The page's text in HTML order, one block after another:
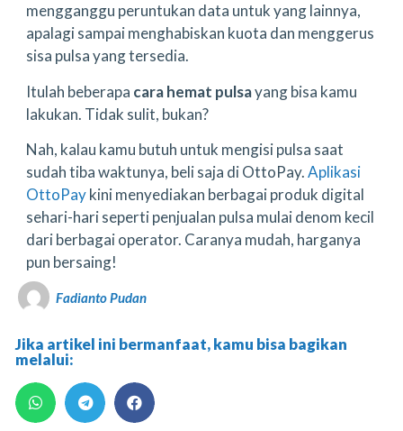
mengganggu peruntukan data untuk yang lainnya,
apalagi sampai menghabiskan kuota dan menggerus
sisa pulsa yang tersedia.
Itulah beberapa cara hemat pulsayang bisa kamu
lakukan. Tidak sulit, bukan?
Nah, kalau kamu butuh untuk mengisi pulsa saat
sudah tiba waktunya, beli saja di OttoPay.Aplikasi
OttoPaykini menyediakan berbagai produk digital
sehari-hari seperti penjualan pulsa mulai denom kecil
dari berbagai operator. Caranya mudah, harganya
pun bersaing!
Fadianto Pudan
Jika artikel ini bermanfaat, kamu bisa bagikan
melalui: